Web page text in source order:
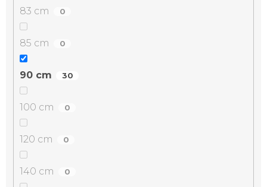
83 cm 0
85 cm 0
90 cm 30
100 cm 0
120 cm 0
140 cm 0